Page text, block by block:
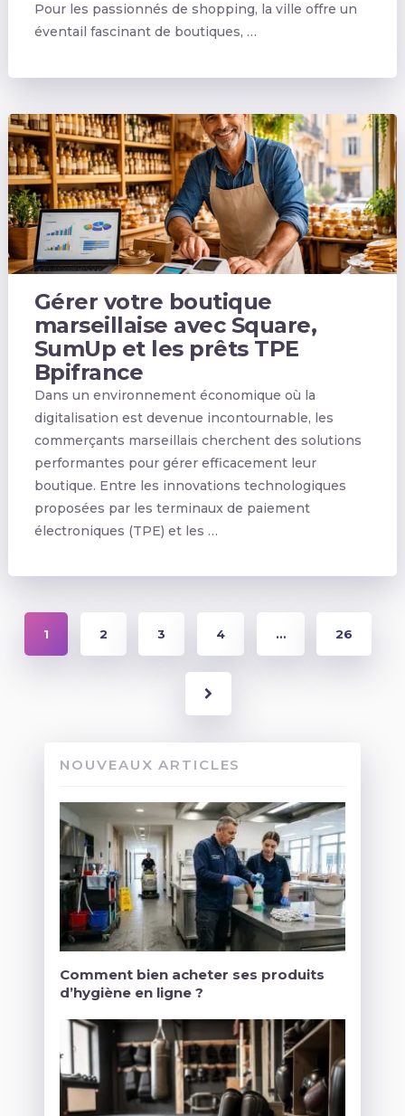
Pour les passionnés de shopping, la ville offre un
éventail fascinant de boutiques, …
Gérer votre boutique
marseillaise avec Square,
SumUp et les prêts TPE
Bpifrance
Dans un environnement économique où la
digitalisation est devenue incontournable, les
commerçants marseillais cherchent des solutions
performantes pour gérer efficacement leur
boutique. Entre les innovations technologiques
proposées par les terminaux de paiement
électroniques (TPE) et les …
Pagination
publications
1 2 3 4 … 26
NOUVEAUX ARTICLES
Comment bien acheter ses produits
d’hygiène en ligne ?